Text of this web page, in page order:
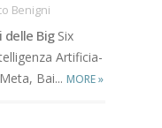
Benigni
del­le BigSix
Ar­ti­fi­cia­
Bai­... MORE»